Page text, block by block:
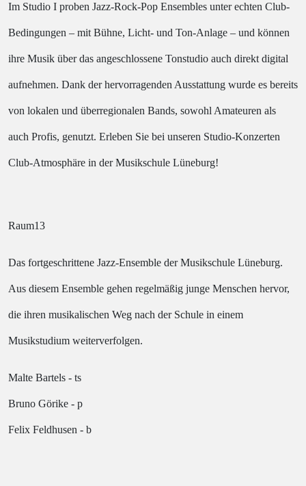
Im Studio I proben Jazz-Rock-Pop Ensembles unter echten Club-
Bedingungen – mit Bühne, Licht- und Ton-Anlage – und können
ihre Musik über das angeschlossene Tonstudio auch direkt digital
aufnehmen. Dank der hervorragenden Ausstattung wurde es bereits
von lokalen und überregionalen Bands, sowohl Amateuren als
auch Profis, genutzt. Erleben Sie bei unseren Studio-Konzerten
Club-Atmosphäre in der Musikschule Lüneburg!
Raum13
Das fortgeschrittene Jazz-Ensemble der Musikschule Lüneburg.
Aus diesem Ensemble gehen regelmäßig junge Menschen hervor,
die ihren musikalischen Weg nach der Schule in einem
Musikstudium weiterverfolgen.
Malte Bartels - ts
Bruno Görike - p
Felix Feldhusen - b